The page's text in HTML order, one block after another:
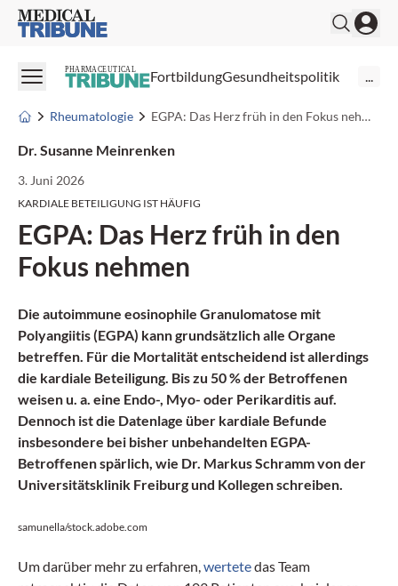
Medical Tribune
PHARMACEUTICAL FortbildungGesundheitspolitik ...
Rheumatologie EGPA: Das Herz früh in den Fokus nehmen
Dr. Susanne Meinrenken
3. Juni 2026
KARDIALE BETEILIGUNG IST HÄUFIG
EGPA: Das Herz früh in den
Fokus nehmen
Die autoimmune eosinophile Granulomatose mit
Polyangiitis (EGPA) kann grundsätzlich alle Organe
betreffen. Für die Mortalität entscheidend ist allerdings
die kardiale Beteiligung. Biszu 50 % der Betroffenen
weisen u. a. eine Endo-, Myo- oder Perikarditis auf.
Dennoch ist die Datenlage über kardiale Befunde
insbesondere bei bisher unbehandelten EGPA-
Betroffenen spärlich, wie Dr. Markus­ Schramm­ von der
Universitätsklinik Freiburg und Kollegen ­schreiben.
samunella/stock.adobe.com
Um darüber mehr zu erfahren, wertetedas Team